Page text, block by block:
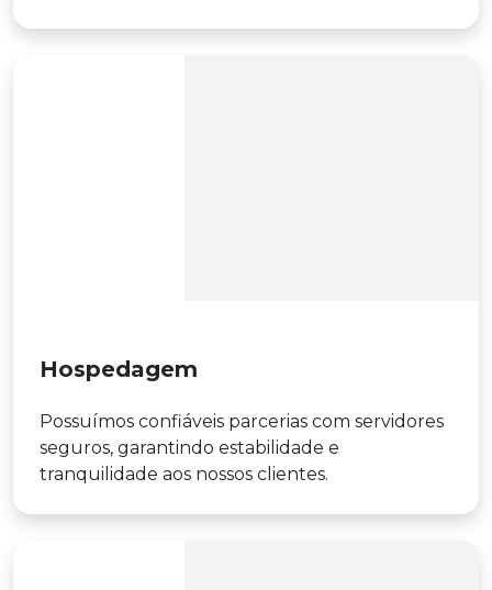
Hospedagem
Possuímos confiáveis parcerias com servidores
seguros, garantindo estabilidade e
tranquilidade aos nossos clientes.